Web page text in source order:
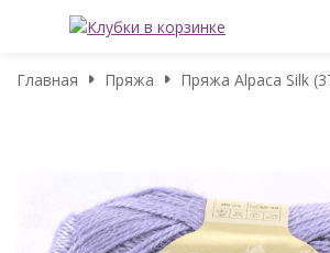
Главная Пряжа Пряжа Alpaca Silk